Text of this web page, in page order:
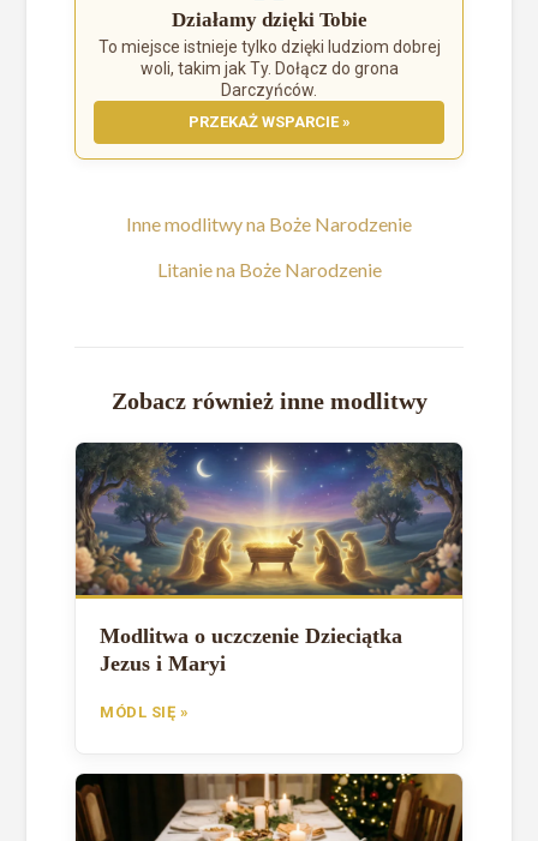
Działamy dzięki Tobie
To miejsce istnieje tylko dzięki ludziom dobrej
woli, takim jak Ty. Dołącz do grona
Darczyńców.
PRZEKAŻ WSPARCIE »
Inne modlitwy na Boże Narodzenie
Litanie na Boże Narodzenie
Zobacz również inne modlitwy
Modlitwa o uczczenie Dzieciątka
Jezus i Maryi
MÓDL SIĘ »